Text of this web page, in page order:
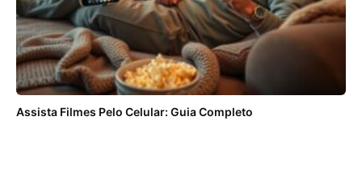
Assista Filmes Pelo Celular: Guia Completo